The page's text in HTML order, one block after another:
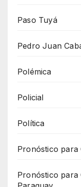
Paso Tuyá
Pedro Juan
Polémica
Policial
Política
Pronóstico para
Pronóstico para